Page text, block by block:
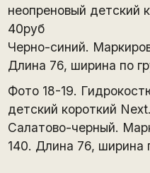
неопреновый детский
40руб
Черно-синий.
Длина 76, ширина по
Фото 18-19.
детский короткий
Салатово-черный.
140. Длина 76, ширина